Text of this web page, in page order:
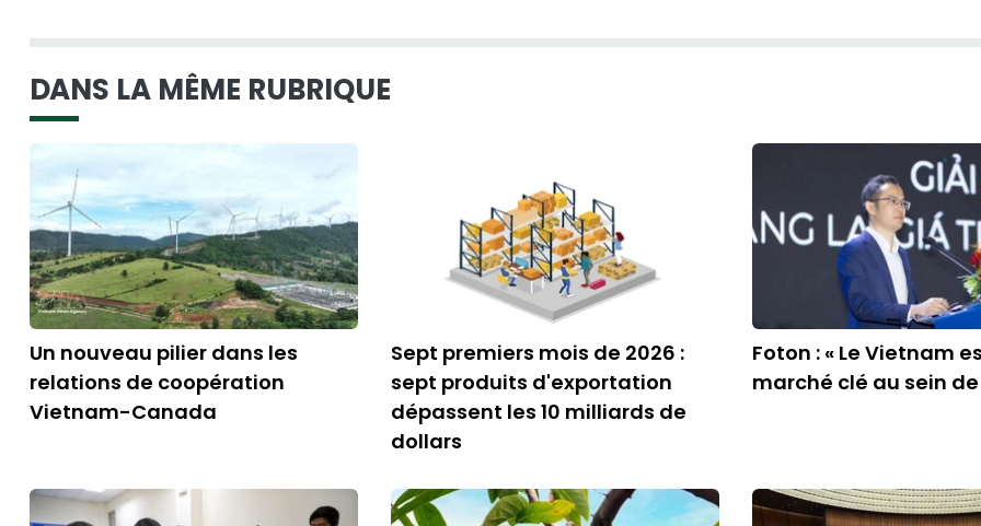
DANS LA MÊME RUBRIQUE
Un nouveau pilier dans les
relations de coopération
Vietnam-Canada
Sept premiers mois de 2026 :
sept produits d'exportation
dépassent les 10 milliards de
dollars
Foton : « Le Vietnam
marché clé au sein de